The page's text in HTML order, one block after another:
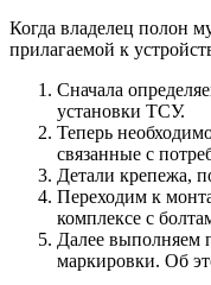
Когда владелец полон
прилагаемой к
Сначала
установки ТСУ.
Теперь
связанные с
Детали крепежа,
Переходим к
комплексе с
Далее выполняем
маркировки. Об